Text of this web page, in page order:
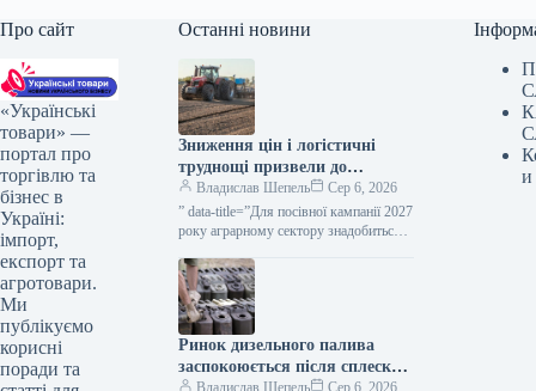
Про сайт
«Українські
товари» —
портал про
торгівлю та
бізнес в
Україні:
імпорт,
експорт та
агротовари.
Ми
публікуємо
корисні
поради та
Останні новини
Зниження цін і логістичні
труднощі призвели до
зростання потреби аграріїв у
обігових коштах — ВАР —
КУРКУЛЬ
Владислав Шепель
Сер 6, 2026
” data-title=”Для посівної кампанії 2027
року аграрному сектору знадобиться
url=”https://kurkul.com/news/41860-
dlya-sivbi-pid-urojay-2027-agrosektor-
potrebuye-blizko-500-mlrd-grn–var”>
Для посівної кампанії 2027…
Ринок дизельного палива
заспокоюється після сплеску
Владислав Шепель Сер 6, 2026
и